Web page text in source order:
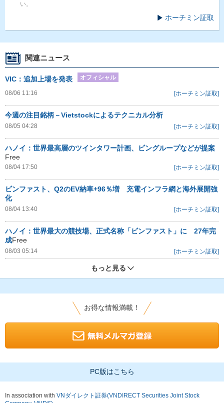
い。
ホーチミン証取
関連ニュース
VIC：追加上場を発表 オフィシャル
08/06 11:16 [ホーチミン証取]
今週の注目銘柄－Vietstockによるテクニカル分析
08/05 04:28 [ホーチミン証取]
ハノイ：世界最高層のツインタワー計画、ビングループなどが提案
Free
08/04 17:50 [ホーチミン証取]
ビンファスト、Q2のEV納車+96％増 充電インフラ網と海外展開強
化
08/04 13:40 [ホーチミン証取]
ハノイ：世界最大の競技場、正式名称「ビンファスト」に 27年完
成Free
08/03 05:14 [ホーチミン証取]
もっと見る
お得な情報満載！
PC版はこちら
In association with VNダイレクト証券(VNDIRECT Securities Joint Stock